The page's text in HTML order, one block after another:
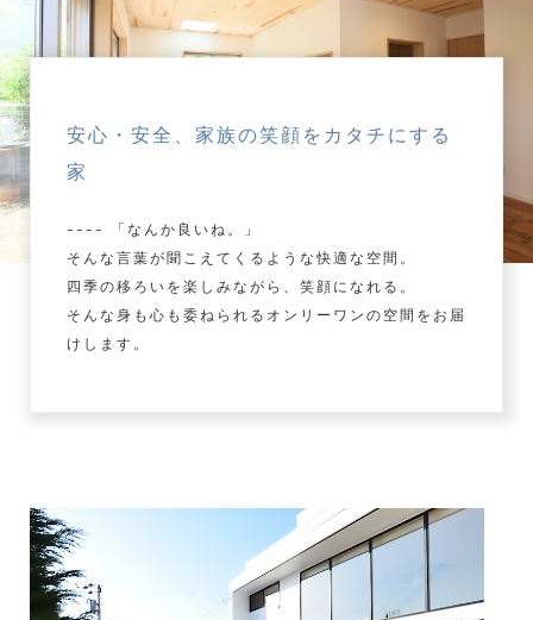
安心・安全、家族の笑顔をカタチにする
家
–––– 「なんか良いね。」
そんな言葉が聞こえてくるような快適な空間。
四季の移ろいを楽しみながら、笑顔になれる。
そんな身も心も委ねられるオンリーワンの空間をお届
けします。